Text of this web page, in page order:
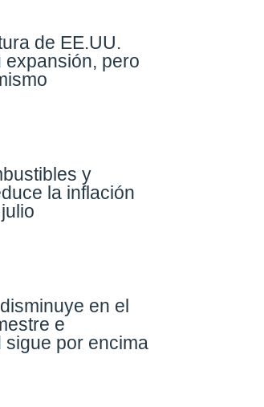
de EE.UU.
expansión, pero
y
la inflación
en el
e
sigue por encima